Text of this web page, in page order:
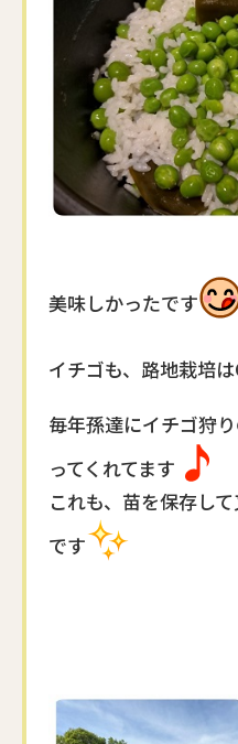
美味しかったです
イチゴも、路地栽培は
毎年孫達にイチゴ狩
ってくれてます
これも、苗を保存して
です